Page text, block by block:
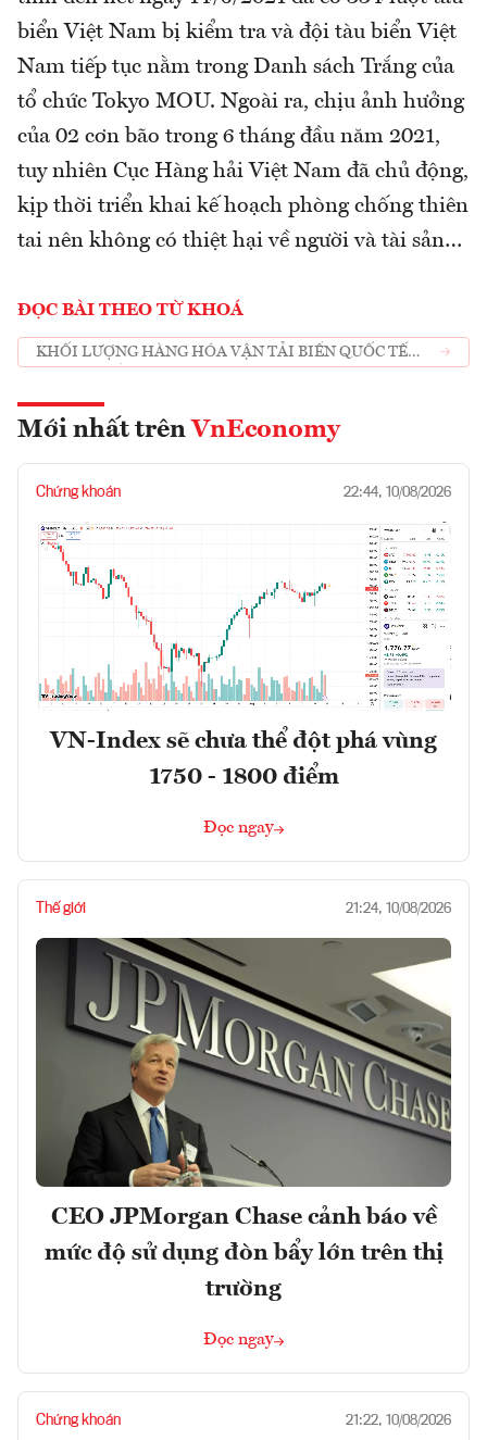
biển Việt Nam bị kiểm tra và đội tàu biển Việt
Nam tiếp tục nằm trong Danh sách Trắng của
tổ chức Tokyo MOU. Ngoài ra, chịu ảnh hưởng
của 02 cơn bão trong 6 tháng đầu năm 2021,
tuy nhiên Cục Hàng hải Việt Nam đã chủ động,
kịp thời triển khai kế hoạch phòng chống thiên
tai nên không có thiệt hại về người và tài sản…
ĐỌC BÀI THEO TỪ KHOÁ
KHỐI LƯỢNG HÀNG HÓA VẬN TẢI BIỂN QUỐC TẾ
Mới nhất trên VnEconomy
Chứng khoán 22:44, 10/08/2026
VN-Index sẽ chưa thể đột phá vùng
1750 - 1800 điểm
Đọc ngay
Thế giới 21:24, 10/08/2026
CEO JPMorgan Chase cảnh báo về
mức độ sử dụng đòn bẩy lớn trên thị
trường
Đọc ngay
Chứng khoán 21:22, 10/08/2026